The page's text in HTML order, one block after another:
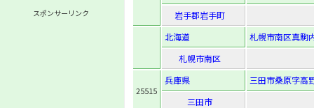
スポンサーリンク
岩手郡岩手町
北海道
札幌市南区真駒
札幌市南区
25515
兵庫県
三田市桑原字高
三田市